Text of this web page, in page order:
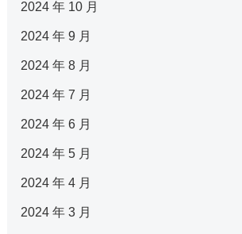
2024 年 10 月
2024 年 9 月
2024 年 8 月
2024 年 7 月
2024 年 6 月
2024 年 5 月
2024 年 4 月
2024 年 3 月